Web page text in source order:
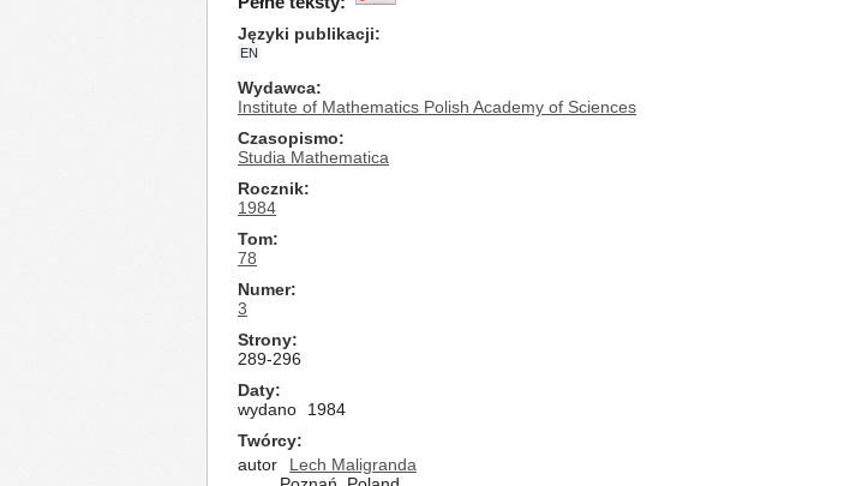
Języki publikacji
EN
Wydawca
Institute of Mathematics Polish Academy of Sciences
Czasopismo
Studia Mathematica
Rocznik
1984
Tom
78
Numer
3
Strony
289-296
Daty
wydano
1984
Twórcy
autor
Lech Maligranda